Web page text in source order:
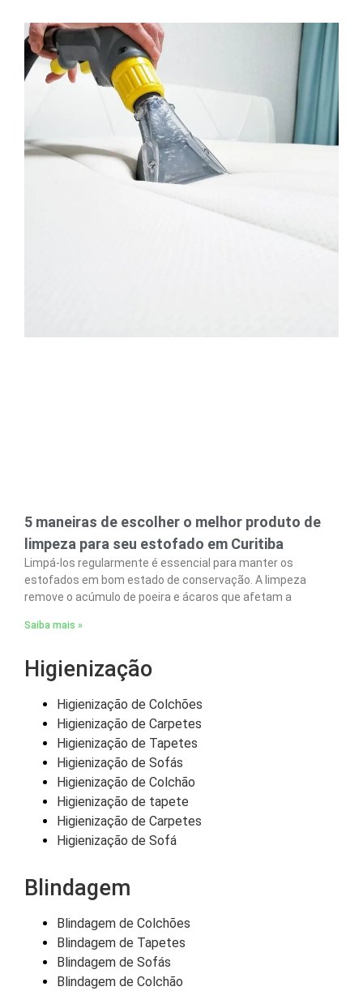
5 maneiras de escolher o melhor produto de
limpeza para seu estofado em Curitiba
Limpá-los regularmente é essencial para manter os
estofados em bom estado de conservação. A limpeza
remove o acúmulo de poeira e ácaros que afetam a
Saiba mais »
Higienização
Higienização de Colchões
Higienização de Carpetes
Higienização de Tapetes
Higienização de Sofás
Higienização de Colchão
Higienização de tapete
Higienização de Carpetes
Higienização de Sofá
Blindagem
Blindagem de Colchões
Blindagem de Tapetes
Blindagem de Sofás
Blindagem de Colchão